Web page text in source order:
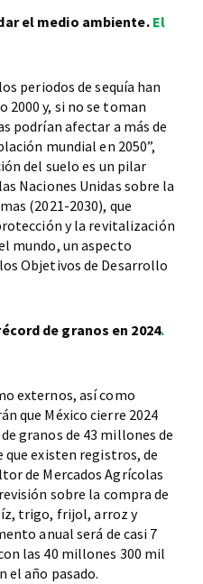
el medio ambiente. El
periodos de sequía han
2000 y, si no se toman
podrían afectar a más de
mundial en 2050”,
del suelo es un pilar
Naciones Unidas sobre la
(2021-2030), que
y la revitalización
mundo, un aspecto
Objetivos de Desarrollo
de granos en 2024.
externos, así como
que México cierre 2024
granos de 43 millones de
que existen registros, de
de Mercados Agrícolas
sobre la compra de
trigo, frijol, arroz y
anual será de casi 7
las 40 millones 300 mil
el año pasado.